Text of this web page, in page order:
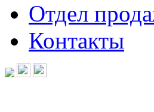
Отдел
Контакты